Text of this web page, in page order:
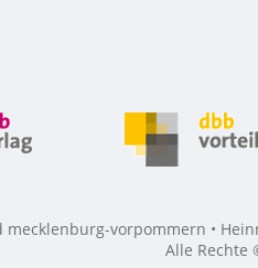
vorpommern •
Alle Rechte